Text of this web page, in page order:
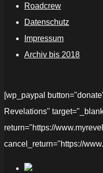
Roadcrew
Datenschutz
Impressum
Archiv bis 2018
[wp_paypal
Revelations"
return="https://
cancel_return="https://